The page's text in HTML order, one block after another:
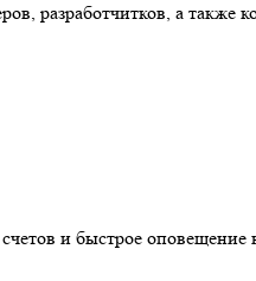
разработчитков, а
и быстрое оповещение